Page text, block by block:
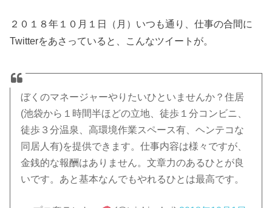
２０１８年１０月１日（月）いつも通り、仕事の合間に
Twitterをあさっていると、こんなツイートが。
ぼくのマネージャーやりたいひといませんか？住居
(池袋から１時間半ほどの立地、徒歩１分コンビニ、
徒歩３分温泉、高環境作業スペース有、ヘンテコな
同居人有)を提供できます。仕事内容は様々ですが、
金銭的な報酬はありません。文章力のあるひとが良
いです。あと基本なんでもやれるひとは最高です。